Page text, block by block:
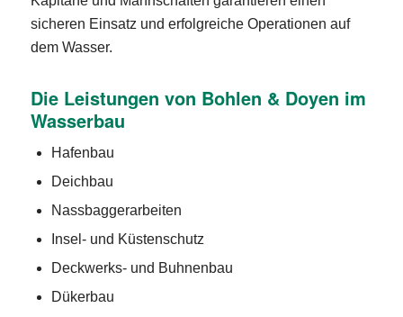
sicheren Einsatz und erfolgreiche Operationen auf
dem Wasser.
Die Leistungen von Bohlen & Doyen im
Wasserbau
Hafenbau
Deichbau
Nassbaggerarbeiten
Insel- und Küstenschutz
Deckwerks- und Buhnenbau
Dükerbau